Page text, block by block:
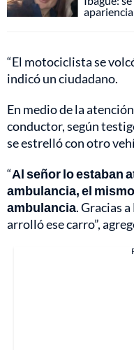
apariencia
“El motociclista se
indicó un ciudadano.
En medio de la
conductor, según
se estrelló con otro
“Al señor lo estaban
ambulancia, el
ambulancia. Gracias
arrolló ese carro”,